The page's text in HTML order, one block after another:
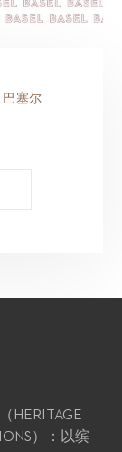
塞尔
HERITAGE
）：以缤